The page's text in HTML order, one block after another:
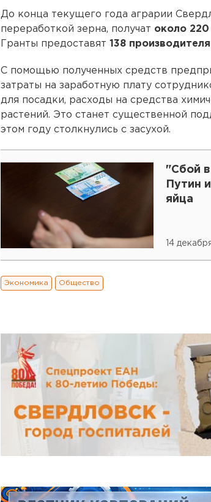
До конца текущего года аграрии
переработкой зерна, получат около
Гранты предоставят 138
С помощью полученных средств
затраты на заработную плату
для посадки, расходы на средства
растений. Это станет существенной
этом году столкнулись с засухой.
"Сбой в
Путин
яйца
14
Экономика Общество